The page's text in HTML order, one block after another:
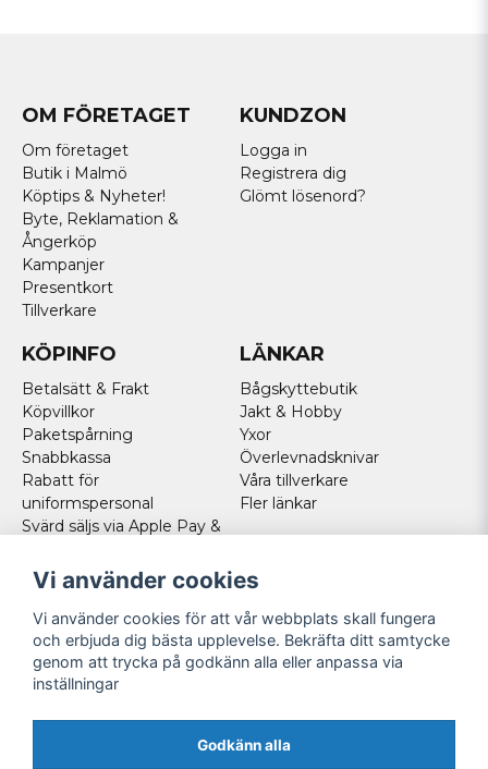
OM FÖRETAGET
Om företaget
Butik i Malmö
Köptips & Nyheter!
Byte, Reklamation &
Ångerköp
Kampanjer
Presentkort
Tillverkare
KUNDZON
Logga in
Registrera dig
Glömt lösenord?
KÖPINFO
Betalsätt & Frakt
Köpvillkor
Paketspårning
Snabbkassa
Rabatt för
uniformspersonal
Svärd säljs via Apple Pay &
Norska kunder
Cookies
LÄNKAR
Bågskyttebutik
Jakt & Hobby
Yxor
Överlevnadsknivar
Våra tillverkare
Fler länkar
FÖLJ OSS
Facebook
Instagram
Youtube
Vi använder cookies
Vi använder cookies för att vår webbplats skall fungera
och erbjuda dig bästa upplevelse. Bekräfta ditt samtycke
genom att trycka på godkänn alla eller anpassa via
inställningar
Godkänn alla